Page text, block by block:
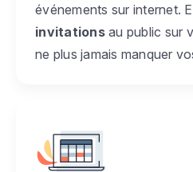
événements sur internet.
invitationsau public sur
ne plus jamais manquer